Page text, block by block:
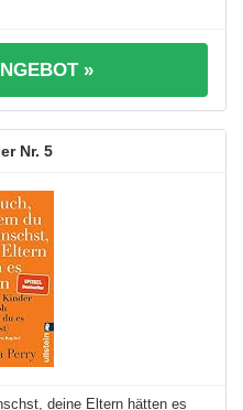
»
5
deine Eltern hätten es